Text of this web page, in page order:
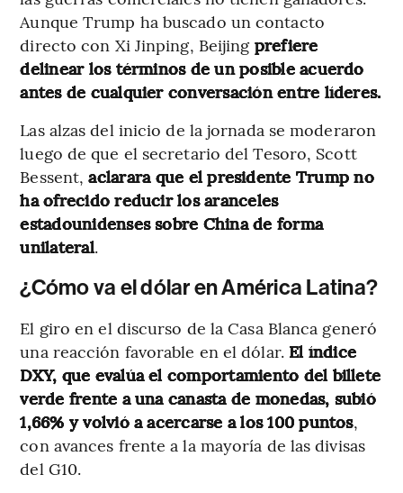
Aunque Trump ha buscado un contacto
directo con Xi Jinping, Beijing prefiere
delinear los términos de un posible acuerdo
antes de cualquier conversación entre líderes.
Las alzas del inicio de la jornada se moderaron
luego de que el secretario del Tesoro, Scott
Bessent, aclarara que el presidente Trump no
ha ofrecido reducir los aranceles
estadounidenses sobre China de forma
unilateral.
¿Cómo va el dólar en América Latina?
El giro en el discurso de la Casa Blanca generó
una reacción favorable en el dólar. El índice
DXY, que evalúa el comportamiento del billete
verde frente a una canasta de monedas, subió
1,66% y volvió a acercarse a los 100 puntos,
con avances frente a la mayoría de las divisas
del G10.